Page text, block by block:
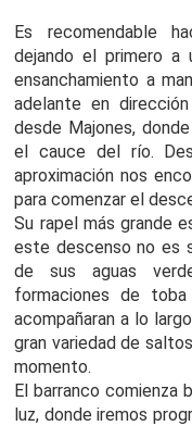
Es recomendable
dejando el primero a
ensanchamiento a
adelante en
desde Majones,
el cauce del río.
aproximación nos
para comenzar el
Su rapel más grande
este descenso no es
de sus aguas
formaciones de
acompañaran a lo
gran variedad de
momento.
El barranco comienza
luz, donde iremos